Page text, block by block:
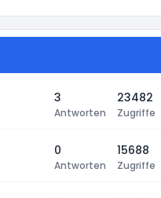
3
Antworten
23482
Zugriffe
0
Antworten
15688
Zugriffe